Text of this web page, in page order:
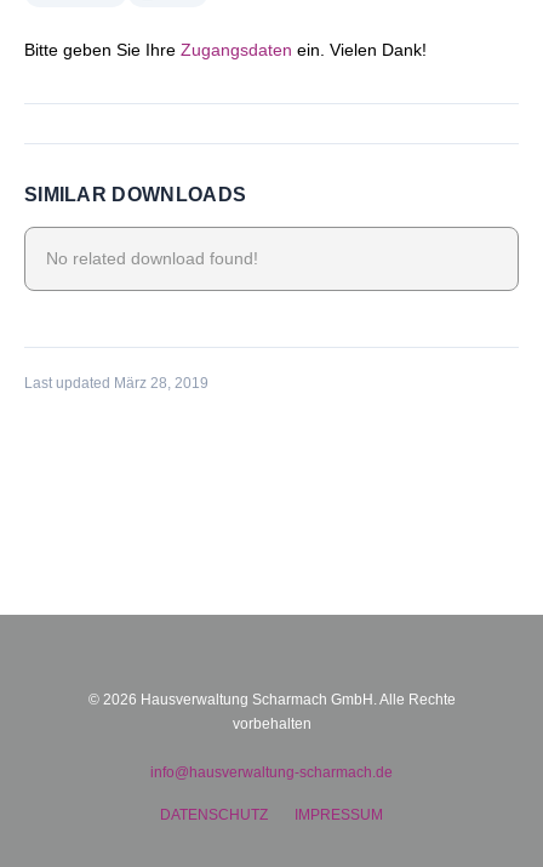
Bitte geben Sie Ihre Zugangsdaten ein. Vielen Dank!
SIMILAR DOWNLOADS
No related download found!
Last updated März 28, 2019
© 2026 Hausverwaltung Scharmach GmbH. Alle Rechte
vorbehalten
info@hausverwaltung-scharmach.de
DATENSCHUTZ IMPRESSUM